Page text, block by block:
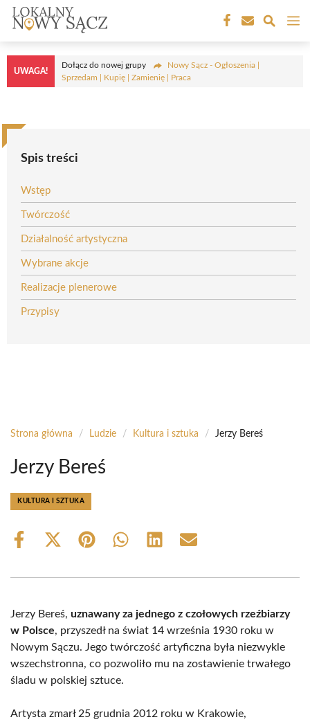
Przejdź
treści
UWAGA!
Dołącz do nowej grupy
Nowy Sącz - Ogłoszenia |
Sprzedam | Kupię | Zamienię | Praca
Spis treści
Wstęp
Twórczość
Działalność artystyczna
Wybrane akcje
Realizacje plenerowe
Przypisy
Strona główna / Ludzie / Kultura i sztuka / Jerzy Bereś
Jerzy Bereś
KULTURA I SZTUKA
Share
Share
(Twitter)
Share Share Share Share
Jerzy Bereś, uznawany za jednego z czołowych rzeźbiarzy
w Polsce, przyszedł na świat 14 września 1930 roku w
Nowym Sączu. Jego twórczość artyficzna była niezwykle
wszechstronna, co pozwoliło mu na zostawienie trwałego
śladu w polskiej sztuce.
Artysta zmarł 25 grudnia 2012 roku w Krakowie,